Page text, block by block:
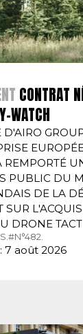
CONTRAT
WATCH
D'AIRO
REMPORTÉ
PUBLIC DU
DE LA
SUR
DRONE
#N°482.
7 août 2026